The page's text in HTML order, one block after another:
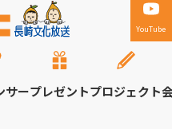
YouTube
サープレゼントプロジェクト